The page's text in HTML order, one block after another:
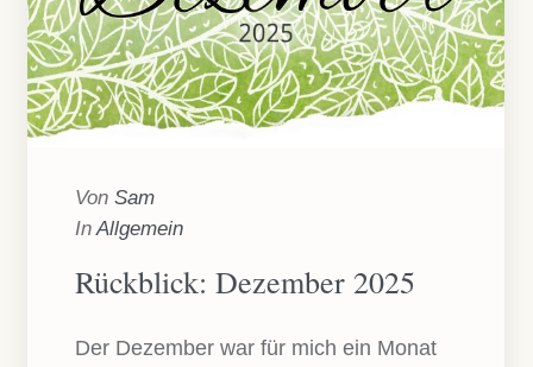
Von Sam
In Allgemein
Rückblick: Dezember 2025
Der Dezember war für mich ein Monat